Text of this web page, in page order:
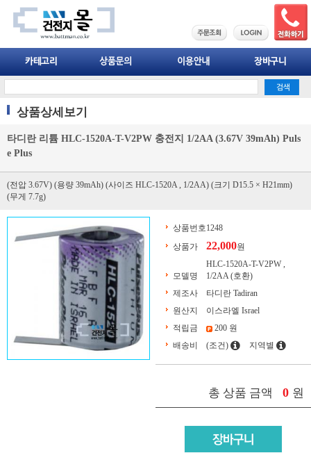
상품상세보기
타디란 리튬 HLC-1520A-T-V2PW 충전지 1/2AA (3.67V 39mAh) Puls
e Plus
(전압 3.67V) (용량 39mAh) (사이즈 HLC-1520A , 1/2AA) (크기 D15.5 × H21mm)
(무게 7.7g)
상품번호1248
상품가
22,000원
모델명
HLC-1520A-T-V2PW ,
1/2AA (호환)
제조사
타디란 Tadiran
원산지
이스라엘 Israel
적립금
200 원
배송비
(조건) 지역별
총 상품 금액 0 원